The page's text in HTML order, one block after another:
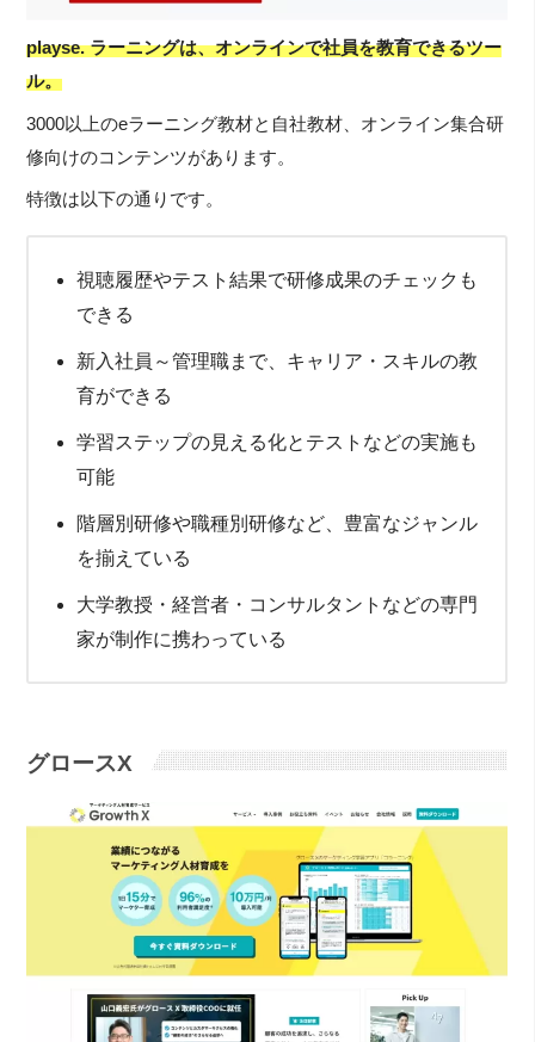
playse. ラーニングは、オンラインで社員を教育できるツー
ル。
3000以上のeラーニング教材と自社教材、オンライン集合研
修向けのコンテンツがあります。
特徴は以下の通りです。
視聴履歴やテスト結果で研修成果のチェックも
できる
新入社員～管理職まで、キャリア・スキルの教
育ができる
学習ステップの見える化とテストなどの実施も
可能
階層別研修や職種別研修など、豊富なジャンル
を揃えている
大学教授・経営者・コンサルタントなどの専門
家が制作に携わっている
グロースX